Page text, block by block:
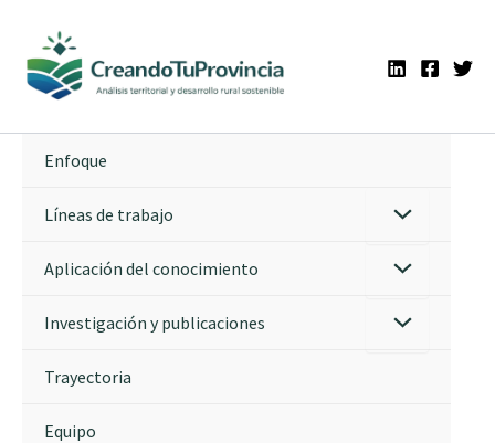
contenido
Enfoque
Líneas de trabajo
Aplicación del conocimiento
Investigación y publicaciones
Trayectoria
Equipo